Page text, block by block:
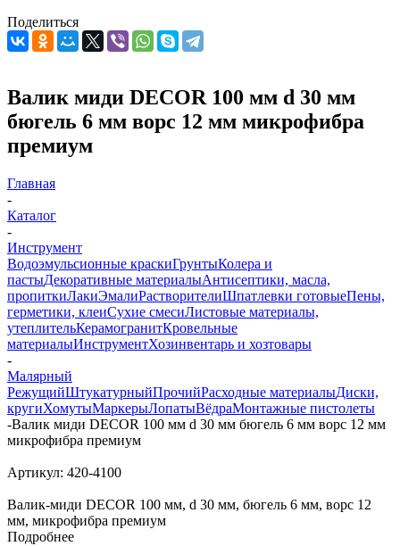
Поделиться
Валик миди DЕCOR 100 мм d 30 мм
бюгель 6 мм ворс 12 мм микрофибра
премиум
Главная
-
Каталог
-
Инструмент
Водоэмульсионные краскиГрунтыКолера и
пастыДекоративные материалыАнтисептики, масла,
пропиткиЛакиЭмалиРастворителиШпатлевки готовыеПены,
герметики, клеиСухие смесиЛистовые материалы,
утеплительКерамогранитКровельные
материалыИнструментХозинвентарь и хозтовары
-
Малярный
РежущийШтукатурныйПрочийРасходные материалыДиски,
кругиХомутыМаркерыЛопатыВёдраМонтажные пистолеты
-Валик миди DЕCOR 100 мм d 30 мм бюгель 6 мм ворс 12 мм
микрофибра премиум
Артикул: 420-4100
Валик-миди DЕCOR 100 мм, d 30 мм, бюгель 6 мм, ворс 12
мм, микрофибра премиум
Подробнее